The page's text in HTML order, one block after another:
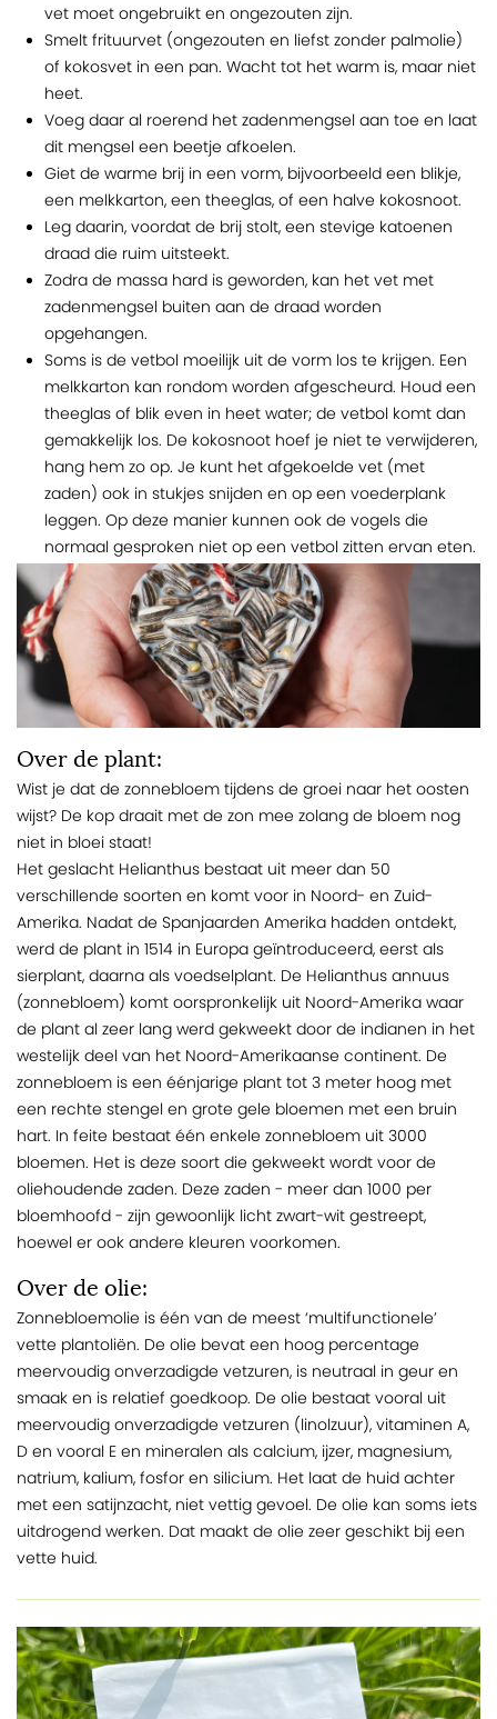
vet moet ongebruikt en ongezouten zijn.
Smelt frituurvet (ongezouten en liefst zonder palmolie)
of kokosvet in een pan. Wacht tot het warm is, maar niet
heet.
Voeg daar al roerend het zadenmengsel aan toe en laat
dit mengsel een beetje afkoelen.
Giet de warme brij in een vorm, bijvoorbeeld een blikje,
een melkkarton, een theeglas, of een halve kokosnoot.
Leg daarin, voordat de brij stolt, een stevige katoenen
draad die ruim uitsteekt.
Zodra de massa hard is geworden, kan het vet met
zadenmengsel buiten aan de draad worden
opgehangen.
Soms is de vetbol moeilijk uit de vorm los te krijgen. Een
melkkarton kan rondom worden afgescheurd. Houd een
theeglas of blik even in heet water; de vetbol komt dan
gemakkelijk los. De kokosnoot hoef je niet te verwijderen,
hang hem zo op. Je kunt het afgekoelde vet (met
zaden) ook in stukjes snijden en op een voederplank
leggen. Op deze manier kunnen ook de vogels die
normaal gesproken niet op een vetbol zitten ervan eten.
Over de plant:
Wist je dat de zonnebloem tijdens de groei naar het oosten
wijst? De kop draait met de zon mee zolang de bloem nog
niet in bloei staat!
Het geslacht Helianthus bestaat uit meer dan 50
verschillende soorten en komt voor in Noord- en Zuid-
Amerika. Nadat de Spanjaarden Amerika hadden ontdekt,
werd de plant in 1514 in Europa geïntroduceerd, eerst als
sierplant, daarna als voedselplant. De Helianthus annuus
(zonnebloem) komt oorspronkelijk uit Noord-Amerika waar
de plant al zeer lang werd gekweekt door de indianen in het
westelijk deel van het Noord-Amerikaanse continent. De
zonnebloem is een éénjarige plant tot 3 meter hoog met
een rechte stengel en grote gele bloemen met een bruin
hart. In feite bestaat één enkele zonnebloem uit 3000
bloemen. Het is deze soort die gekweekt wordt voor de
oliehoudende zaden. Deze zaden - meer dan 1000 per
bloemhoofd - zijn gewoonlijk licht zwart-wit gestreept,
hoewel er ook andere kleuren voorkomen.
Over de olie:
Zonnebloemolie is één van de meest ‘multifunctionele’
vette plantoliën. De olie bevat een hoog percentage
meervoudig onverzadigde vetzuren, is neutraal in geur en
smaak en is relatief goedkoop. De olie bestaat vooral uit
meervoudig onverzadigde vetzuren (linolzuur), vitaminen A,
D en vooral E en mineralen als calcium, ijzer, magnesium,
natrium, kalium, fosfor en silicium. Het laat de huid achter
met een satijnzacht, niet vettig gevoel. De olie kan soms iets
uitdrogend werken. Dat maakt de olie zeer geschikt bij een
vette huid.